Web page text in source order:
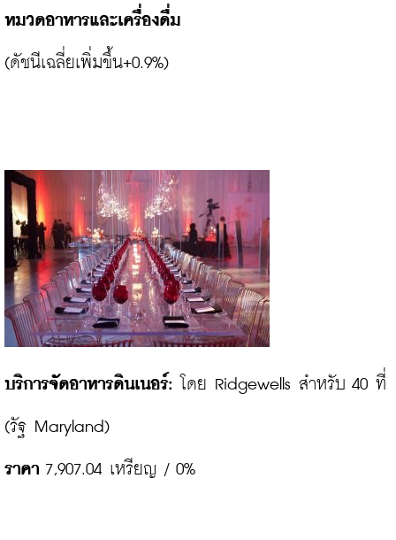
หมวดอาหารและเครื่องดื่ม
(ดัชนีเฉลี่ยเพิ่มขึ้น+0.9%)
บริการจัดอาหารดินเนอร์: โดย Ridgewells สำหรับ 40 ที่
ราคา 7,907.04 เหรียญ / 0%